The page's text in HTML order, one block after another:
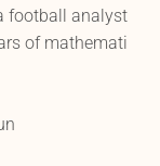
football analyst
of mathemati